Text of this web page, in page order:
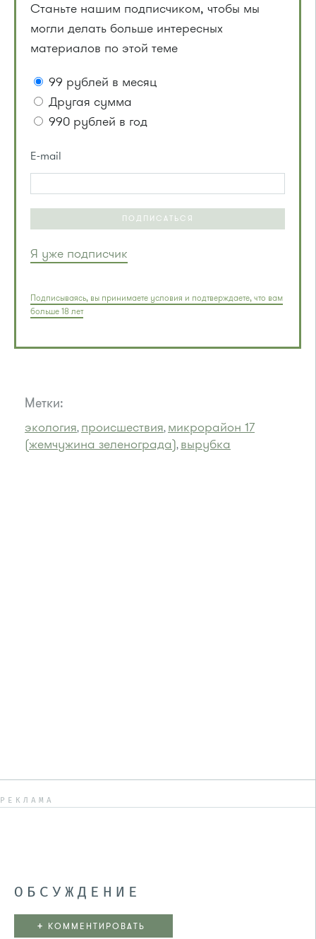
Станьте нашим подписчиком, чтобы мы
могли делать больше интересных
материалов по этой теме
99 рублей в месяц
Другая сумма
990 рублей в год
E-mail
ПОДПИСАТЬСЯ
Я уже подписчик
Подписываясь, вы принимаете условия и подтверждаете, что вам
больше 18 лет
Метки:
экология, происшествия, микрорайон 17
(жемчужина зеленограда), вырубка
РЕКЛАМА
ОБСУЖДЕНИЕ
+ КОММЕНТИРОВАТЬ